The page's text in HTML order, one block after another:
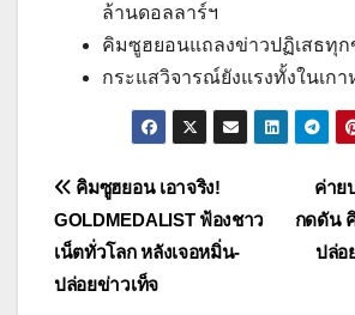
ล้านดอลลาร์ฯ
คิมซูฮยอนแถลงข่าวปฏิเสธทุ
กระแสวิจารณ์ยังแรงทั้งในเก
แนะแนว
เรื่อง
ค่าย
กดดัน
ปล่อ
คิมซูฮยอน เอาจริง!
GOLDMEDALIST ฟ้องชาว
เน็ตทั่วโลก หลังเจอหมิ่น-
ปล่อยข่าวเท็จ